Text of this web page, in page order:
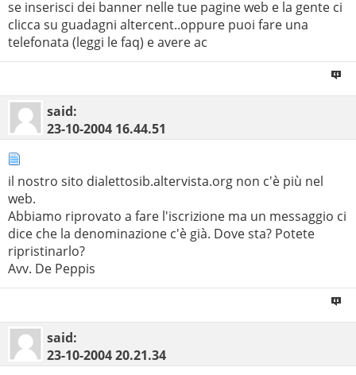
se inserisci dei banner nelle tue pagine web e la gente ci
clicca su guadagni altercent..oppure puoi fare una
telefonata (leggi le faq) e avere ac
said:
23-10-2004 16.44.51
il nostro sito dialettosib.altervista.org non c'è più nel
web.
Abbiamo riprovato a fare l'iscrizione ma un messaggio ci
dice che la denominazione c'è già. Dove sta? Potete
ripristinarlo?
Avv. De Peppis
said:
23-10-200420.21.34